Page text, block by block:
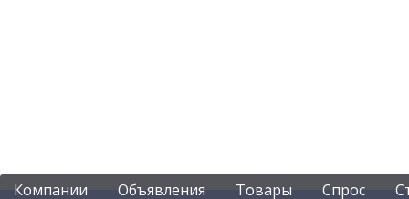
Компании Объявления Товары Спрос